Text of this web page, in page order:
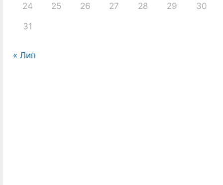
24 25 26 27 28 29 30
31
« Лип